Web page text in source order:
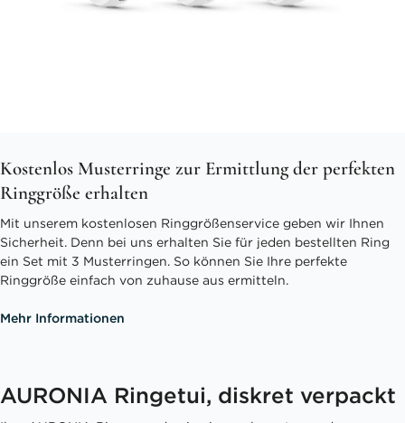
Kostenlos Musterringe zur Ermittlung der perfekten
Ringgröße erhalten
Mit unserem kostenlosen Ringgrößenservice geben wir Ihnen
Sicherheit. Denn bei uns erhalten Sie für jeden bestellten Ring
ein Set mit 3 Musterringen. So können Sie Ihre perfekte
Ringgröße einfach von zuhause aus ermitteln.
Mehr Informationen
AURONIA Ringetui, diskret verpackt